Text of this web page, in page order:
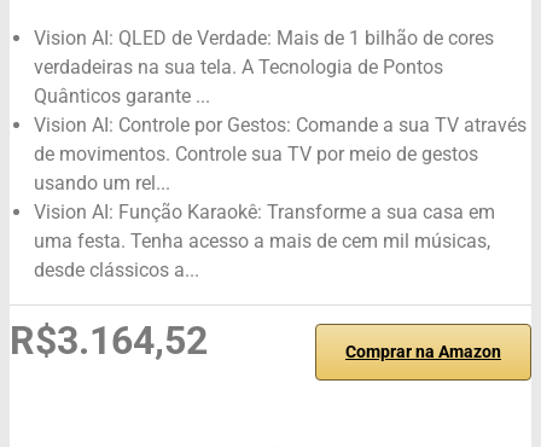
Vision AI: QLED de Verdade: Mais de 1 bilhão de cores
verdadeiras na sua tela. A Tecnologia de Pontos
Quânticos garante ...
Vision AI: Controle por Gestos: Comande a sua TV através
de movimentos. Controle sua TV por meio de gestos
usando um rel...
Vision AI: Função Karaokê: Transforme a sua casa em
uma festa. Tenha acesso a mais de cem mil músicas,
desde clássicos a...
R$3.164,52 Comprar na Amazon